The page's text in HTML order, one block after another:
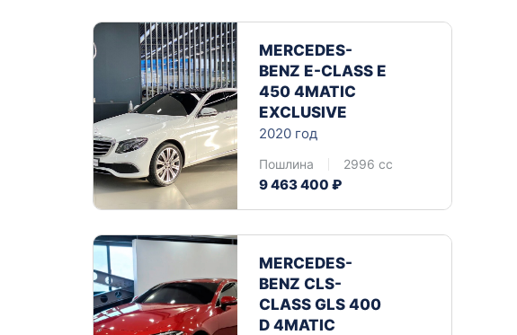
MERCEDES-
BENZ E-CLASS E
450 4MATIC
EXCLUSIVE
2020 год
Пошлина 2996 cc
9 463 400 ₽
MERCEDES-
BENZ CLS-
CLASS GLS 400
D 4MATIC